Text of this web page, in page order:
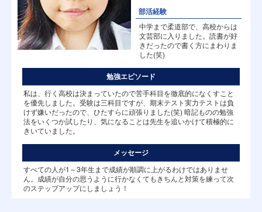
部活経験
中学まで柔道部で、高校からは
文芸部に入りました。読書が好
きだったので書く方にまわりま
した(笑)
勉強エピソード
私は、行く高校は決まっていたので苦手科目を徹底的になくすこと
を優先しました。受験は三科目ですが、期末テスト実力テストは負
けず嫌いだったので、ひたすらに頑張りました(笑) 暗記ものの勉強
法をいくつか試したり、気になることは先生を追いかけて積極的に
きいていました。
メッセージ
すべての人が1～3年生まで成績が順調に上がるわけではありませ
ん。成績が自分の思うように行かなくてもきちんと対策を練って次
のステップアップにしましょう！